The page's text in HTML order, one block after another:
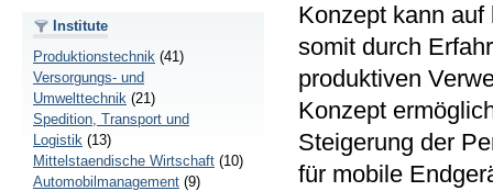
Institute
Produktionstechnik (41)
Versorgungs- und
Umwelttechnik (21)
Spedition, Transport und
Logistik (13)
Mittelstaendische Wirtschaft (10)
Automobilmanagement (9)
Konzept kann
somit durch
produktiven
Konzept
Steigerung der
für mobile